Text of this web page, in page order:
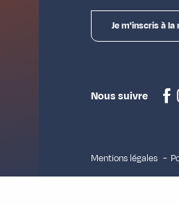
Je m'inscris à
Nous suivre
Mentions légales